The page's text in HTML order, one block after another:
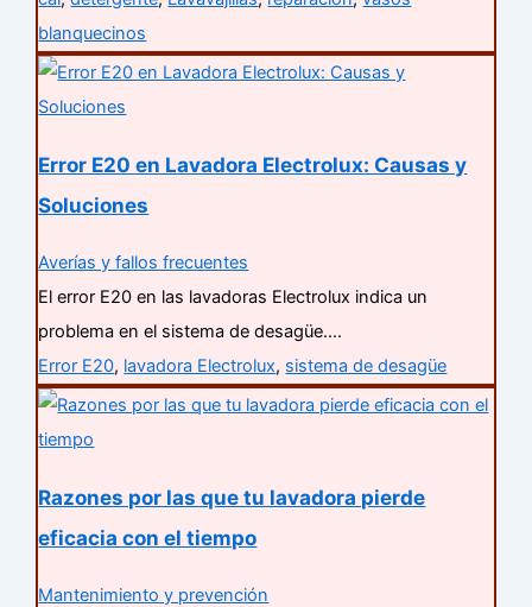
blanquecinos
Error E20 en Lavadora Electrolux: Causas y
Soluciones
Averías y fallos frecuentes
El error E20 en las lavadoras Electrolux indica un
problema en el sistema de desagüe.…
Error E20, lavadora Electrolux, sistema de desagüe
Razones por las que tu lavadora pierde
eficacia con el tiempo
Mantenimiento y prevención